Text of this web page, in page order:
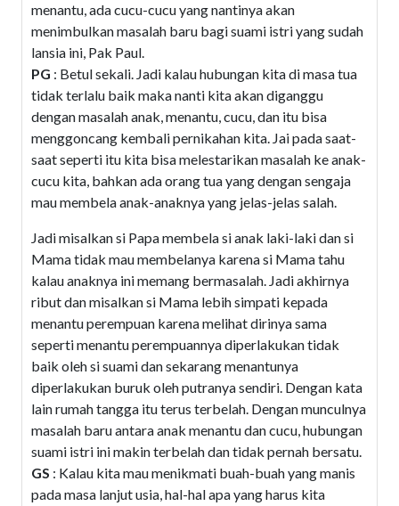
menantu, ada cucu-cucu yang nantinya akan
menimbulkan masalah baru bagi suami istri yang sudah
lansia ini, Pak Paul.
PG : Betul sekali. Jadi kalau hubungan kita di masa tua
tidak terlalu baik maka nanti kita akan diganggu
dengan masalah anak, menantu, cucu, dan itu bisa
menggoncang kembali pernikahan kita. Jai pada saat-
saat seperti itu kita bisa melestarikan masalah ke anak-
cucu kita, bahkan ada orang tua yang dengan sengaja
mau membela anak-anaknya yang jelas-jelas salah.
Jadi misalkan si Papa membela si anak laki-laki dan si
Mama tidak mau membelanya karena si Mama tahu
kalau anaknya ini memang bermasalah. Jadi akhirnya
ribut dan misalkan si Mama lebih simpati kepada
menantu perempuan karena melihat dirinya sama
seperti menantu perempuannya diperlakukan tidak
baik oleh si suami dan sekarang menantunya
diperlakukan buruk oleh putranya sendiri. Dengan kata
lain rumah tangga itu terus terbelah. Dengan munculnya
masalah baru antara anak menantu dan cucu, hubungan
suami istri ini makin terbelah dan tidak pernah bersatu.
GS : Kalau kita mau menikmati buah-buah yang manis
pada masa lanjut usia, hal-hal apa yang harus kita